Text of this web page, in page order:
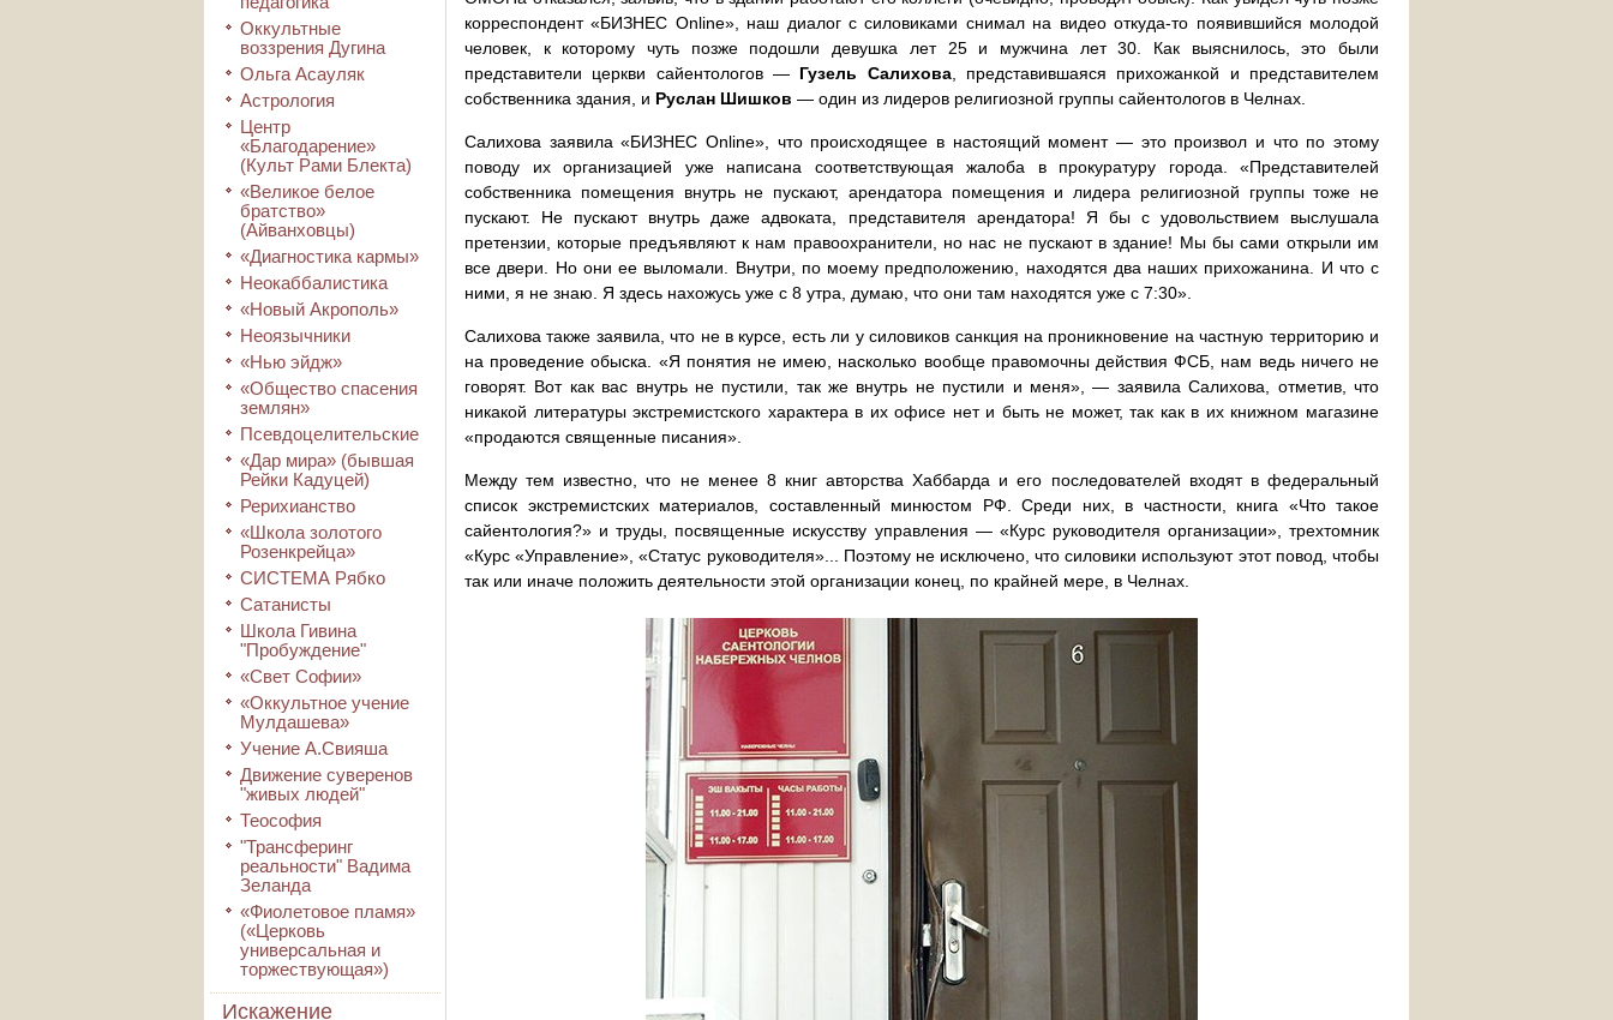
Оккультные
воззрения Дугина
Ольга Асауляк
Астрология
Центр
«Благодарение»
(Культ Рами Блекта)
«Великое белое
братство»
(Айванховцы)
«Диагностика кармы»
Неокаббалистика
«Новый Акрополь»
Неоязычники
«Нью эйдж»
«Общество спасения
землян»
Псевдоцелительские
«Дар мира» (бывшая
Рейки Кадуцей)
Рерихианство
«Школа золотого
Розенкрейца»
СИСТЕМА Рябко
Сатанисты
Школа Гивина
"Пробуждение"
«Свет Софии»
«Оккультное учение
Мулдашева»
Учение А.Свияша
Движение суверенов
"живых людей"
Теософия
"Трансферинг
реальности" Вадима
Зеланда
«Фиолетовое пламя»
(«Церковь
универсальная и
торжествующая»)
Искажение
корреспондент «БИЗНЕС Оnline», наш диалог с силовиками снимал на видео откуда-то появившийся молодой
человек, к которому чуть позже подошли девушка лет 25 и мужчина лет 30. Как выяснилось, это были
представители церкви сайентологов — Гузель Салихова, представившаяся прихожанкой и представителем
собственника здания, и Руслан Шишков — один из лидеров религиозной группы сайентологов в Челнах.
Салихова заявила «БИЗНЕС Online», что происходящее в настоящий момент — это произвол и что по этому
поводу их организацией уже написана соответствующая жалоба в прокуратуру города. «Представителей
собственника помещения внутрь не пускают, арендатора помещения и лидера религиозной группы тоже не
пускают. Не пускают внутрь даже адвоката, представителя арендатора! Я бы с удовольствием выслушала
претензии, которые предъявляют к нам правоохранители, но нас не пускают в здание! Мы бы сами открыли им
все двери. Но они ее выломали. Внутри, по моему предположению, находятся два наших прихожанина. И что с
ними, я не знаю. Я здесь нахожусь уже с 8 утра, думаю, что они там находятся уже с 7:30».
Салихова также заявила, что не в курсе, есть ли у силовиков санкция на проникновение на частную территорию и
на проведение обыска. «Я понятия не имею, насколько вообще правомочны действия ФСБ, нам ведь ничего не
говорят. Вот как вас внутрь не пустили, так же внутрь не пустили и меня», — заявила Салихова, отметив, что
никакой литературы экстремистского характера в их офисе нет и быть не может, так как в их книжном магазине
«продаются священные писания».
Между тем известно, что не менее 8 книг авторства Хаббарда и его последователей входят в федеральный
список экстремистских материалов, составленный минюстом РФ. Среди них, в частности, книга «Что такое
сайентология?» и труды, посвященные искусству управления — «Курс руководителя организации», трехтомник
«Курс «Управление», «Статус руководителя»... Поэтому не исключено, что силовики используют этот повод, чтобы
так или иначе положить деятельности этой организации конец, по крайней мере, в Челнах.